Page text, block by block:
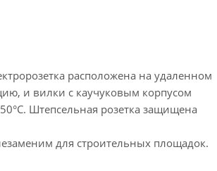
расположена на удаленном
и вилки с каучуковым корпусом
Штепсельная розетка защищена
для строительных площадок.